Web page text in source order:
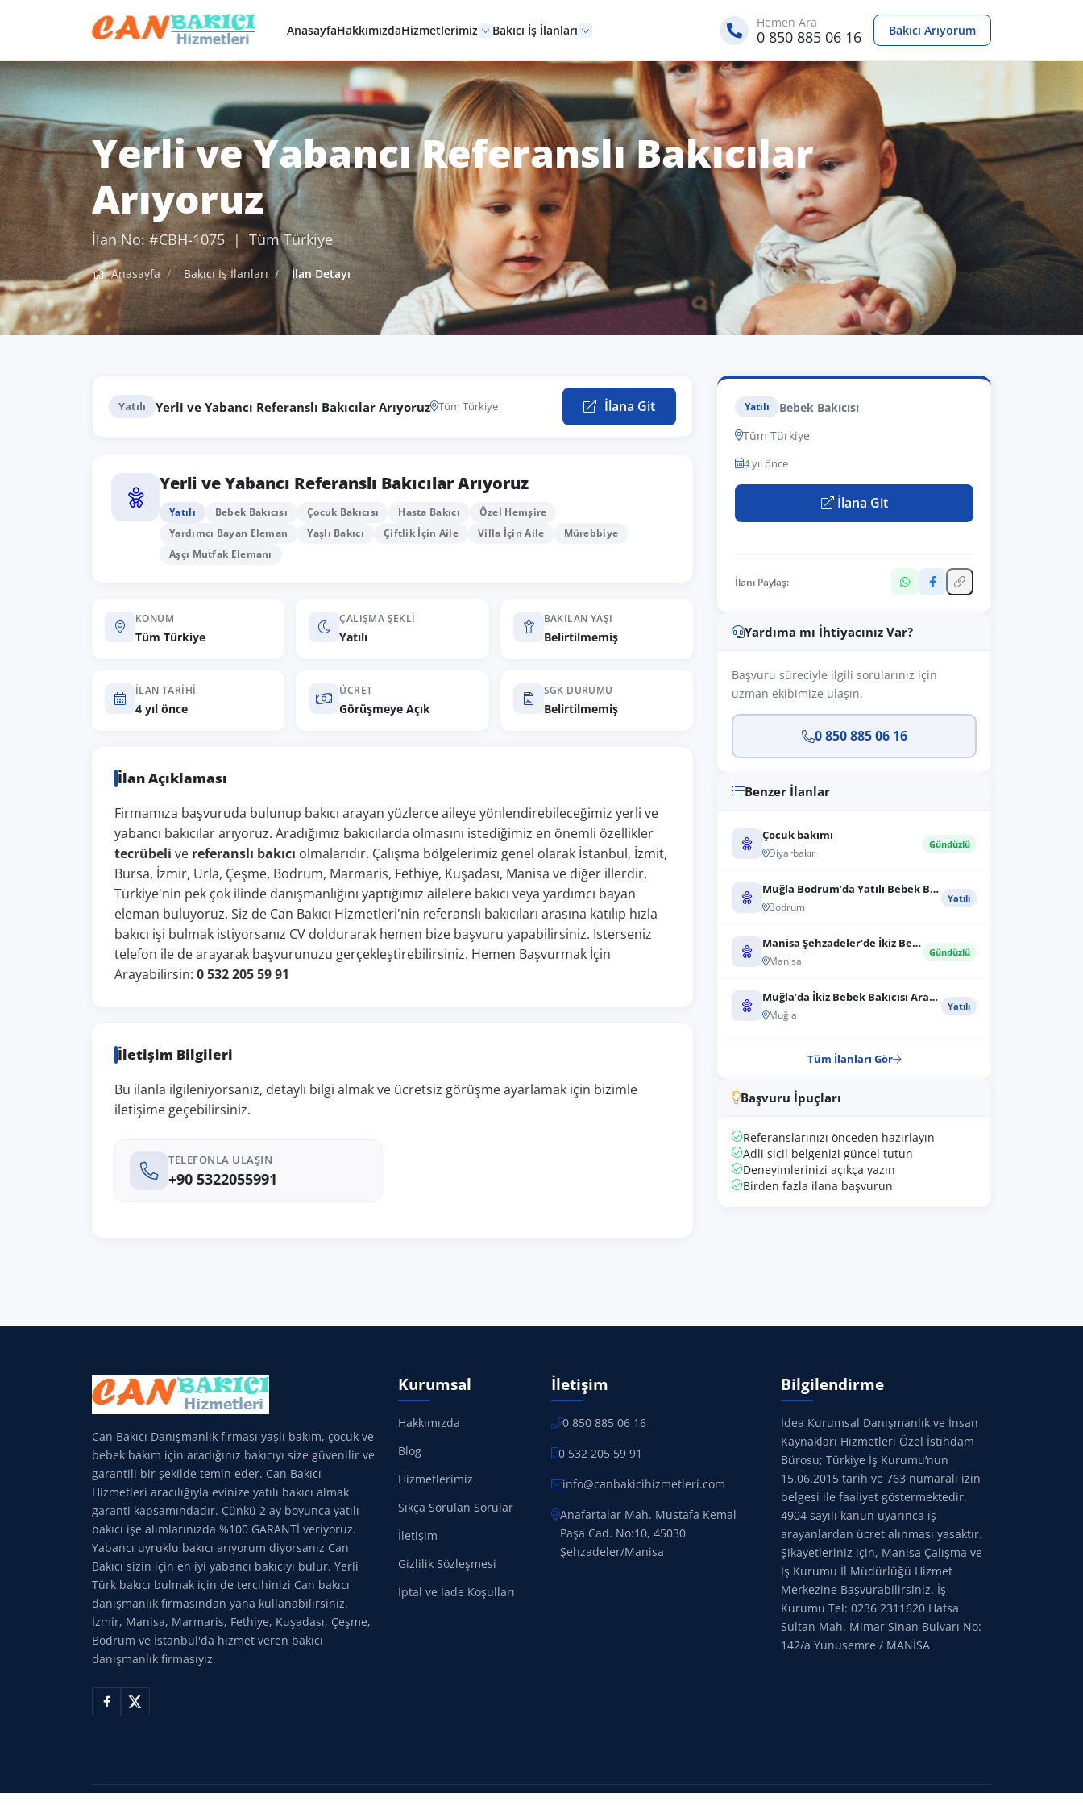
AnasayfaHakkımızdaHizmetlerimiz Bakıcı İş İlanları
Hemen Ara
0 850 885 06 16 Bakıcı Arıyorum
Yerli ve Yabancı Referanslı Bakıcılar
Arıyoruz
İlan No: #CBH-1075 | Tüm Türkiye
Anasayfa Bakıcı İş İlanları İlan Detayı
Yatılı Yerli ve Yabancı Referanslı Bakıcılar Arıyoruz Tüm Türkiye İlana Git
Yerli ve Yabancı Referanslı Bakıcılar Arıyoruz
Yatılı Bebek Bakıcısı Çocuk Bakıcısı Hasta Bakıcı
Özel Hemşire
Yardımcı Bayan Eleman
Yaşlı Bakıcı Çiftlik İçin Aile Villa İçin Aile
Mürebbiye
Aşçı Mutfak Elemanı
KONUM
Tüm Türkiye
ÇALIŞMA ŞEKLI
Yatılı
BAKILAN YAŞI
Belirtilmemiş
İLAN TARIHI
4 yıl önce
ÜCRET
Görüşmeye Açık
SGK DURUMU
Belirtilmemiş
İlan Açıklaması
Firmamıza başvuruda bulunup bakıcı arayan yüzlerce aileye yönlendirebileceğimiz yerli ve
yabancı bakıcılar arıyoruz. Aradığımız bakıcılarda olmasını istediğimiz en önemli özellikler
tecrübeli ve referanslı bakıcı olmalarıdır. Çalışma bölgelerimiz genel olarak İstanbul, İzmit,
Bursa, İzmir, Urla, Çeşme, Bodrum, Marmaris, Fethiye, Kuşadası, Manisa ve diğer illerdir.
Türkiye'nin pek çok ilinde danışmanlığını yaptığımız ailelere bakıcı veya yardımcı bayan
eleman buluyoruz. Siz de Can Bakıcı Hizmetleri'nin referanslı bakıcıları arasına katılıp hızla
bakıcı işi bulmak istiyorsanız CV doldurarak hemen bize başvuru yapabilirsiniz. İsterseniz
telefon ile de arayarak başvurunuzu gerçekleştirebilirsiniz. Hemen Başvurmak İçin
Arayabilirsin: 0 532 205 59 91
İletişim Bilgileri
Bu ilanla ilgileniyorsanız, detaylı bilgi almak ve ücretsiz görüşme ayarlamak için bizimle
iletişime geçebilirsiniz.
TELEFONLA ULAŞIN
+90 5322055991
Yatılı
Bebek Bakıcısı
Tüm Türkiye
4 yıl önce
İlana Git
İlanı Paylaş:
Yardıma mı İhtiyacınız Var?
Başvuru süreciyle ilgili sorularınız için
uzman ekibimize ulaşın.
0 850 885 06 16
Benzer İlanlar
Çocuk bakımı
Diyarbakır
Gündüzlü
Muğla Bodrum’da Yatılı Bebek Bakıcısı ve...
Bodrum
Yatılı
Manisa Şehzadeler’de İkiz Bebeklerle İlg...
Manisa
Gündüzlü
Muğla’da İkiz Bebek Bakıcısı Aranıyor (Y...
Muğla
Yatılı
Tüm İlanları Gör
Başvuru İpuçları
Referanslarınızı önceden hazırlayın
Adli sicil belgenizi güncel tutun
Deneyimlerinizi açıkça yazın
Birden fazla ilana başvurun
Can Bakıcı Danışmanlık firması yaşlı bakım, çocuk ve
bebek bakım için aradığınız bakıcıyı size güvenilir ve
garantili bir şekilde temin eder. Can Bakıcı
Hizmetleri aracılığıyla evinize yatılı bakıcı almak
garanti kapsamındadır. Çünkü 2 ay boyunca yatılı
bakıcı işe alımlarınızda %100 GARANTİ veriyoruz.
Yabancı uyruklu bakıcı arıyorum diyorsanız Can
Bakıcı sizin için en iyi yabancı bakıcıyı bulur. Yerli
Türk bakıcı bulmak için de tercihinizi Can bakıcı
danışmanlık firmasından yana kullanabilirsiniz.
İzmir, Manisa, Marmaris, Fethiye, Kuşadası, Çeşme,
Bodrum ve İstanbul'da hizmet veren bakıcı
danışmanlık firmasıyız.
Kurumsal
Hakkımızda
Blog
Hizmetlerimiz
Sıkça Sorulan Sorular
İletişim
Gizlilik Sözleşmesi
İptal ve İade Koşulları
İletişim
0 850 885 06 16
0 532 205 59 91
info@canbakicihizmetleri.com
Anafartalar Mah. Mustafa Kemal
Paşa Cad. No:10, 45030
Şehzadeler/Manisa
Bilgilendirme
İdea Kurumsal Danışmanlık ve İnsan
Kaynakları Hizmetleri Özel İstihdam
Bürosu; Türkiye İş Kurumu’nun
15.06.2015 tarih ve 763 numaralı izin
belgesi ile faaliyet göstermektedir.
4904 sayılı kanun uyarınca iş
arayanlardan ücret alınması yasaktır.
Şikayetleriniz için, Manisa Çalışma ve
İş Kurumu İl Müdürlüğü Hizmet
Merkezine Başvurabilirsiniz. İş
Kurumu Tel: 0236 2311620 Hafsa
Sultan Mah. Mimar Sinan Bulvarı No:
142/a Yunusemre / MANİSA